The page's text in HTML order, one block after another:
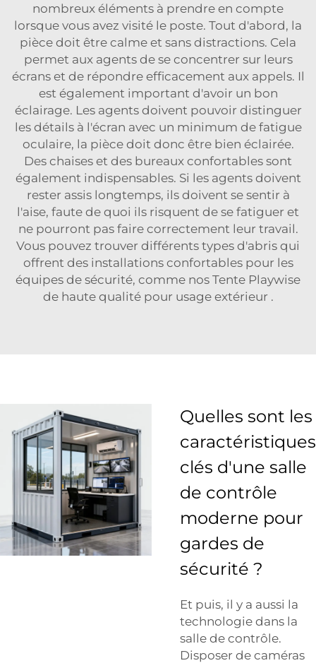
nombreux éléments à prendre en compte
lorsque vous avez visité le poste. Tout d'abord, la
pièce doit être calme et sans distractions. Cela
permet aux agents de se concentrer sur leurs
écrans et de répondre efficacement aux appels. Il
est également important d'avoir un bon
éclairage. Les agents doivent pouvoir distinguer
les détails à l'écran avec un minimum de fatigue
oculaire, la pièce doit donc être bien éclairée.
Des chaises et des bureaux confortables sont
également indispensables. Si les agents doivent
rester assis longtemps, ils doivent se sentir à
l'aise, faute de quoi ils risquent de se fatiguer et
ne pourront pas faire correctement leur travail.
Vous pouvez trouver différents types d'abris qui
offrent des installations confortables pour les
équipes de sécurité, comme nos Tente Playwise
de haute qualité pour usage extérieur .
Quelles sont les
caractéristiques
clés d'une salle
de contrôle
moderne pour
gardes de
sécurité ?
Et puis, il y a aussi la
technologie dans la
salle de contrôle.
Disposer de caméras